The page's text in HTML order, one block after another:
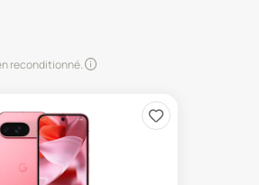
reconditionné.